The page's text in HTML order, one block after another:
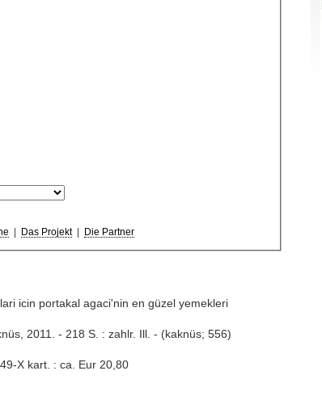
Das Projekt| Die Partner
icin portakal agaci'nin en güzel yemekleri
2011. - 218 S. : zahlr. Ill. - (kaknüs; 556)
X kart. : ca. Eur 20,80